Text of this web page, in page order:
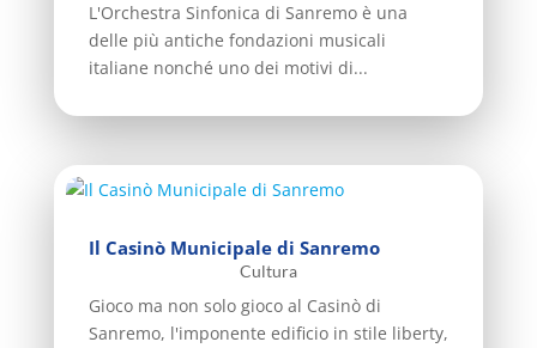
L'Orchestra Sinfonica di Sanremo è una
delle più antiche fondazioni musicali
italiane nonché uno dei motivi di...
Il Casinò Municipale di Sanremo
Cultura
Gioco ma non solo gioco al Casinò di
Sanremo, l'imponente edificio in stile liberty,